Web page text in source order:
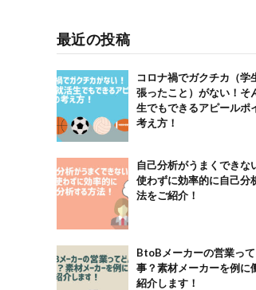
最近の投稿
コロナ禍でガクチカ（学
張ったこと）がない！そ
生でもできるアピールポ
考え方！
自己分析がうまくできな
使わずに効率的に自己分
法をご紹介！
BtoBメーカーの営業っ
事？素材メーカーを例に
紹介します！